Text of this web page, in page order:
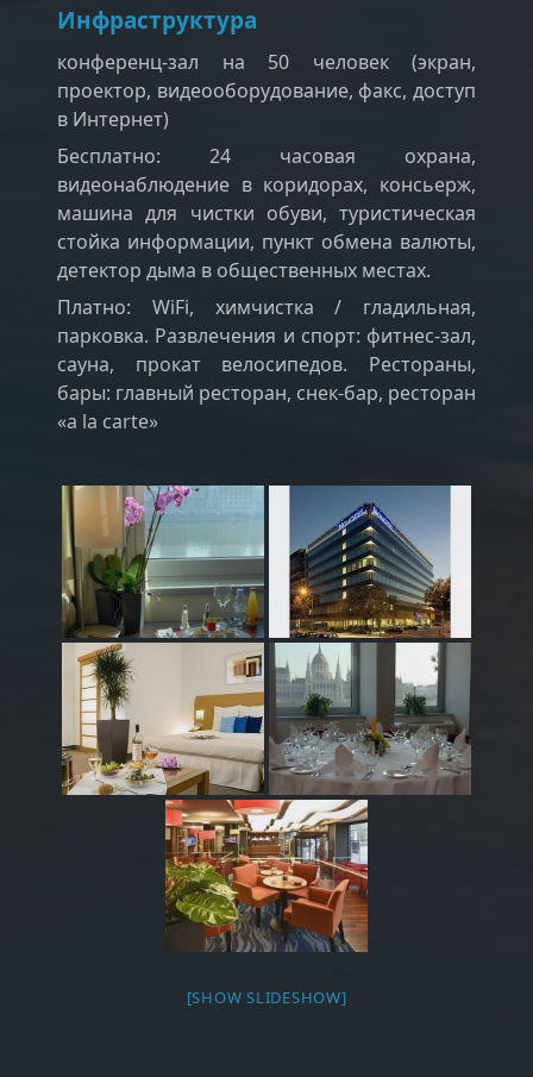
Инфраструктура
конференц-зал на 50 человек (экран,
проектор, видеооборудование, факс, доступ
в Интернет)
Бесплатно: 24 часовая охрана,
видеонаблюдение в коридорах, консьерж,
машина для чистки обуви, туристическая
стойка информации, пункт обмена валюты,
детектор дыма в общественных местах.
Платно: WiFi, химчистка / гладильная,
парковка. Развлечения и спорт: фитнес-зал,
сауна, прокат велосипедов. Рестораны,
бары: главный ресторан, снек-бар, ресторан
«a la carte»
[SHOW SLIDESHOW]